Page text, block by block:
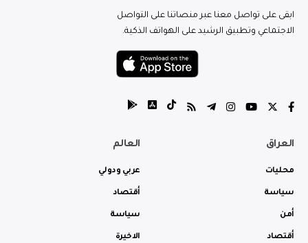
ابقى على تواصل معنا عبر منصاتنا على التواصل
الاجتماعي وتطبيق الرشيد على الهواتف الذكية.
العراق
محليات
سياسة
أمن
أقتصاد
العالم
عربي ودولي
أقتصاد
سياسة
الاخيرة